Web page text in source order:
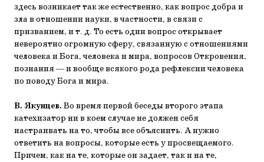
здесь возникает так же естественно, как вопрос добра и
зла в отношении науки, в частности, в связи с
призванием, и т. д. То есть один вопрос открывает
невероятно огромную сферу, связанную с отношениями
человека и Бога, человека и мира, вопросов Откровения,
познания — и вообще всякого рода рефлексии человека
по поводу Бога и мира.
В. Якунцев. Во время первой беседы второго этапа
катехизатор ни в коем случае не должен себя
настраивать на то, чтобы все объяснить. А нужно
ответить на вопросы, которые есть у просвещаемого.
Причем, как на те, которые он задает, так и на те,